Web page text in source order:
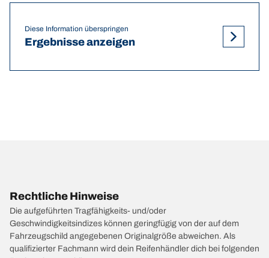
Diese Information überspringen
Ergebnisse anzeigen
Rechtliche Hinweise
Die aufgeführten Tragfähigkeits- und/oder
Geschwindigkeitsindizes können geringfügig von der auf dem
Fahrzeugschild angegebenen Originalgröße abweichen. Als
qualifizierter Fachmann wird dein Reifenhändler dich bei folgenden